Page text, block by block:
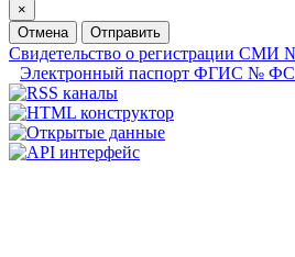
×
Отмена
Отправить
Свидетельство о регистрации СМИ
Электронный паспорт ФГИС №